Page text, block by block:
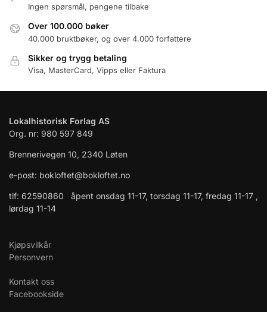
Ingen spørsmål, pengene tilbake
Over 100.000 bøker
40.000 bruktbøker, og over 4.000 forfattere
Sikker og trygg betaling
Visa, MasterCard, Vipps eller Faktura
Lokalhistorisk Forlag AS
Org. nr: 980 597 849
Brennerivegen 10, 2340 Løten
e-post: bokloftet@bokloftet.no
tlf: 62590860 åpent onsdag 11-17, torsdag 11-17, fredag 11-17 ,
lørdag 11-14
Kjøpsvilkår
Personvern
Kontakt oss
Facebookside